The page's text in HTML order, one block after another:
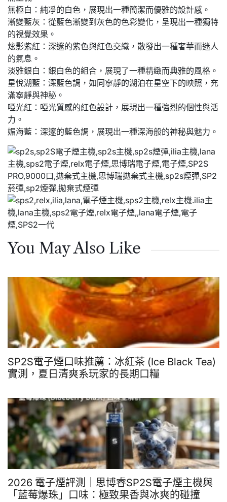
無極白：純凈的白色，展現出一種簡潔而優雅的設計感。
漸變藍灰：從藍色漸變到灰色的色彩變化，呈現出一種獨特
的視覺效果。
炫影紫紅：深邃的紫色與紅色交織，散發出一種奢華而迷人
的氣息。
淡雅銀白：銀白色的組合，展現了一種精緻而典雅的風格。
星悅湖藍：深藍色調，如同寧靜的湖泊在星空下的映照，充
滿寧靜與神秘。
啞光紅：啞光質感的紅色設計，展現出一種強烈的個性與活
力。
媚海藍：深邃的藍色調，展現出一種深海般的神秘與魅力。
You May Also Like
SP2S電子煙口味推薦：冰紅茶 (Ice Black Tea)
實測，夏日清爽系玩家的長期口糧
2026 電子煙評測｜思博睿SP2S電子煙主機與
「藍莓爆珠」口味：極致果香與冰爽的碰撞